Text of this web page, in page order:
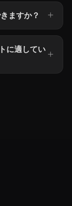
ますか？
に適してい